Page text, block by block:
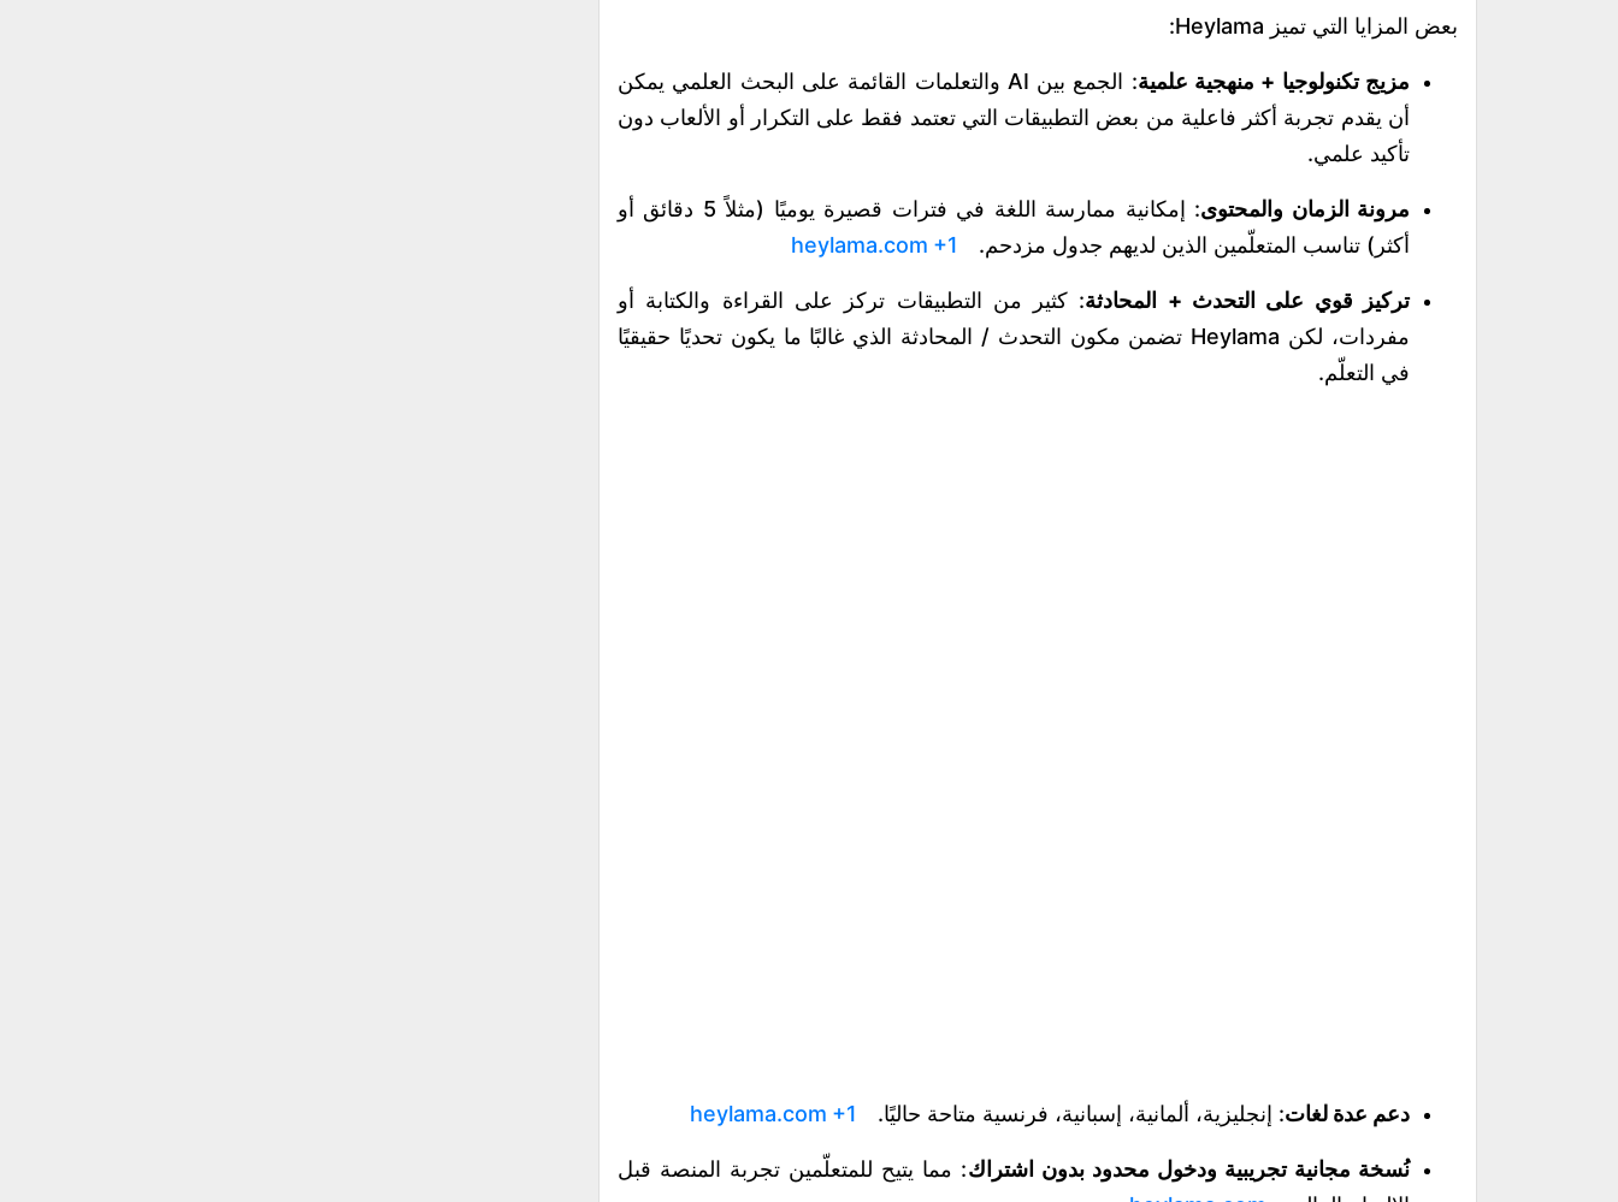
بعض المزايا التي تميز Heylama:
مزيج تكنولوجيا + منهجية علمية
: الجمع بين AI والتعلمات القائمة على البحث العلمي يمكن
أن يقدم تجربة أكثر فاعلية من بعض التطبيقات التي تعتمد فقط على التكرار أو الألعاب دون
تأكيد علمي.
مرونة الزمان والمحتوى
: إمكانية ممارسة اللغة في فترات قصيرة يوميًا (مثلاً 5 دقائق أو
أكثر) تناسب المتعلّمين الذين لديهم جدول مزدحم.
heylama.com +1
تركيز قوي على التحدث + المحادثة: كثير من التطبيقات تركز على القراءة والكتابة أو
مفردات، لكن Heylama تضمن مكون التحدث / المحادثة الذي غالبًا ما يكون تحديًا حقيقيًا
في التعلّم.
دعم عدة لغات: إنجليزية، ألمانية، إسبانية، فرنسية متاحة حاليًا. heylama.com +1
نُسخة مجانية تجريبية ودخول محدود بدون اشتراك: مما يتيح للمتعلّمين تجربة المنصة قبل